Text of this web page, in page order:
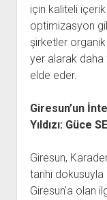
için kaliteli
optimizasyon
şirketler
yer alarak
elde eder.
Giresun’un
Yıldızı: Güce
Giresun,
tarihi dokusuyla
Giresun'a olan